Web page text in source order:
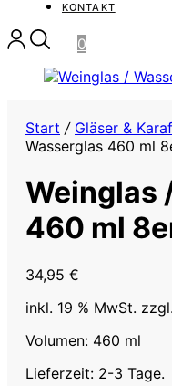
KONTAKT
0
Start / Gläser &
Wasserglas 460 ml
Weinglas
460 ml
34,95 €
inkl. 19 % MwSt. zzgl.
Volumen: 460 ml
Lieferzeit: 2-3 Tage.